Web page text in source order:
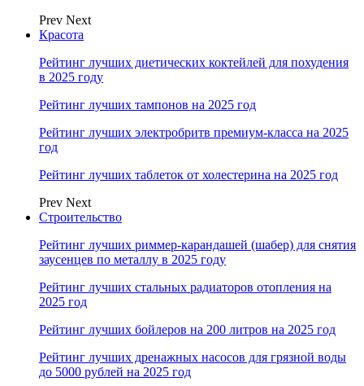
Prev Next
Красота
Рейтинг лучших диетических коктейлей для похудения
в 2025 году
Рейтинг лучших тампонов на 2025 год
Рейтинг лучших электробритв премиум-класса на 2025
год
Рейтинг лучших таблеток от холестерина на 2025 год
Prev Next
Строительство
Рейтинг лучших риммер-карандашей (шабер) для снятия
заусенцев по металлу в 2025 году
Рейтинг лучших стальных радиаторов отопления на
2025 год
Рейтинг лучших бойлеров на 200 литров на 2025 год
Рейтинг лучших дренажных насосов для грязной воды
до 5000 рублей на 2025 год